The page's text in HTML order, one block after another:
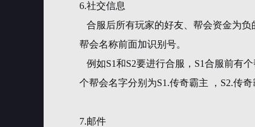
6.社交信息
合服后所有玩家的好友、帮会资金为
帮会名称前面加识别号。
例如S1和S2要进行合服，S1合服前有
个帮会名字分别为S1.传奇霸主 ，S2.传奇
7.邮件